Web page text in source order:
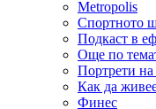
Metropolis
Спортното
Подкаст в
Още по
Портрети на
Как да
Финес